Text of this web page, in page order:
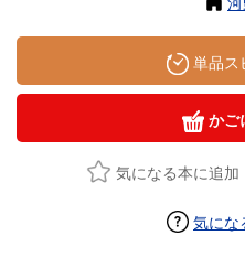
単品ス
かご
気になる本に追加
気にな